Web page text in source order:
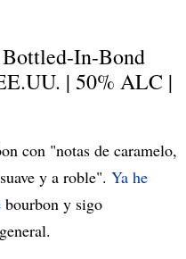
In-Bond
| 50% ALC |
con "notas de caramelo,
y a roble". Ya he
bourbon y sigo